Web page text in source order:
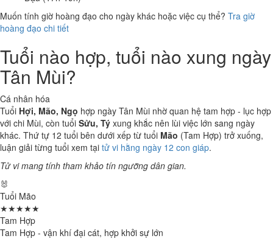
Muốn tính giờ hoàng đạo cho ngày khác hoặc việc cụ thể? Tra giờ
hoàng đạo chi tiết
Tuổi nào hợp, tuổi nào xung ngày
Tân Mùi?
Cá nhân hóa
Tuổi Hợi, Mão, Ngọ hợp ngày Tân Mùi nhờ quan hệ tam hợp - lục hợp
với chi Mùi, còn tuổi Sửu, Tý xung khắc nên lùi việc lớn sang ngày
khác. Thứ tự 12 tuổi bên dưới xếp từ tuổi Mão (Tam Hợp) trở xuống,
luận giải từng tuổi xem tại tử vi hằng ngày 12 con giáp.
Tử vi mang tính tham khảo tín ngưỡng dân gian.
🐰
Tuổi Mão
★★★★★
Tam Hợp
Tam Hợp - vận khí đại cát, hợp khởi sự lớn